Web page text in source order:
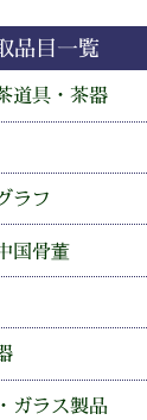
品目一覧
道具・茶器
ラフ
国骨董
ガラス製品